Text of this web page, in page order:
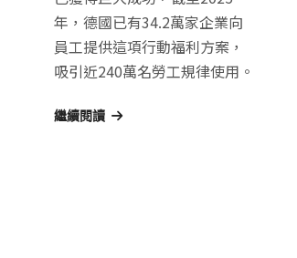
年，德國已有34.2萬家企業向
員工提供這項行動福利方案，
吸引近240萬名勞工規律使用。
繼續閱讀